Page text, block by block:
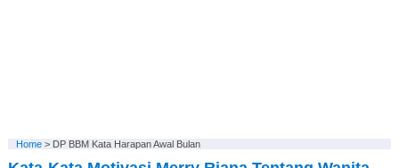
Home> DP BBM Kata Harapan Awal Bulan